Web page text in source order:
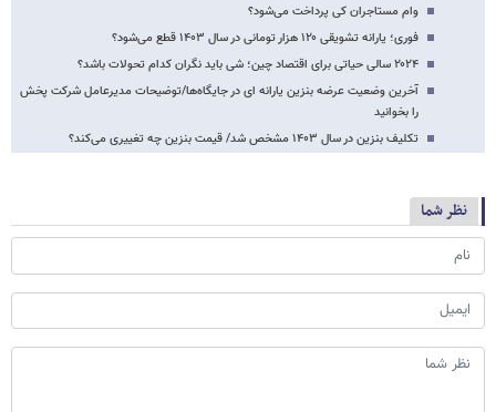
وام مستاجران کی پرداخت می‌شود؟
فوری؛ یارانه تشویقی ۱۲۰ هزار تومانی در سال ۱۴۰۳ قطع می‌شود؟
۲۰۲۴ سالی حیاتی برای اقتصاد چین؛ شی باید نگران کدام تحولات باشد؟
آخرین وضعیت عرضه بنزین یارانه ای در جایگاه‌ها/توضیحات مدیرعامل شرکت پخش
را بخوانید
تکلیف بنزین در سال ۱۴۰۳ مشخص شد/ قیمت بنزین چه تغییری می‌کند؟
نظر شما